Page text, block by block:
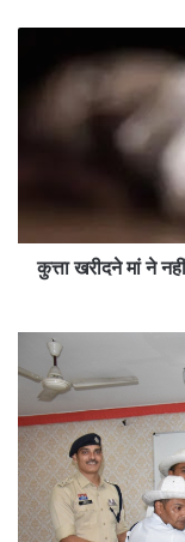
कुत्ता खरीदने मां ने